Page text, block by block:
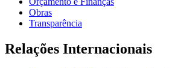
Obras
Transparência
Relações Internacionais